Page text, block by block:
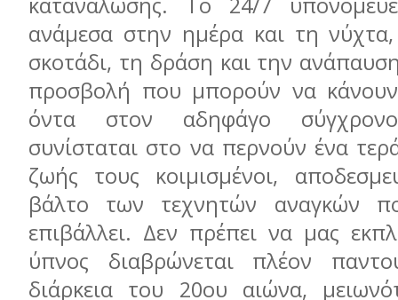
ανάμεσα στην ημέρα και τη
σκοτάδι, τη δράση και την
προσβολή που μπορούν να
όντα στον αδηφάγο σύγχρονο
συνίσταται στο να περνούν ένα
ζωής τους κοιμισμένοι,
βάλτο των τεχνητών αναγκών
επιβάλλει. Δεν πρέπει να μας
ύπνος διαβρώνεται πλέον
διάρκεια του 20ου αιώνα,